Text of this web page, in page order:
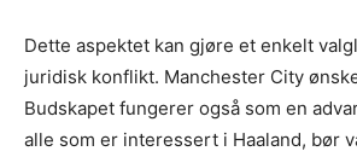
Dette aspektet kan gjøre et enkelt
juridisk konflikt. Manchester City
Budskapet fungerer også som en
alle som er interessert i Haaland, bør